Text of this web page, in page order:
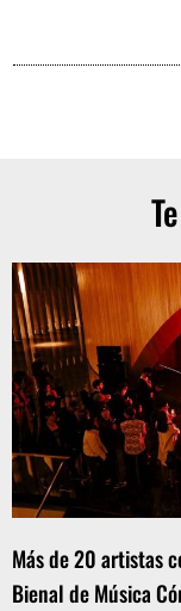
Más de 20 artistas
Bienal de Música